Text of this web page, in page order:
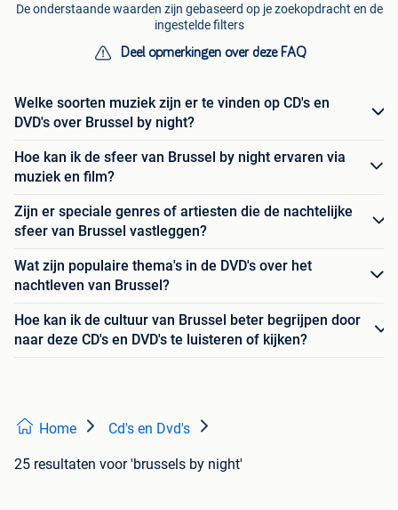
De onderstaande waarden zijn gebaseerd op je zoekopdracht en de
ingestelde filters
Deel opmerkingen over deze FAQ
Welke soorten muziek zijn er te vinden op CD's en
DVD's over Brussel by night?
Hoe kan ik de sfeer van Brussel by night ervaren via
muziek en film?
Zijn er speciale genres of artiesten die de nachtelijke
sfeer van Brussel vastleggen?
Wat zijn populaire thema's in de DVD's over het
nachtleven van Brussel?
Hoe kan ik de cultuur van Brussel beter begrijpen door
naar deze CD's en DVD's te luisteren of kijken?
Home Cd's en Dvd's
25 resultaten voor 'brussels by night'